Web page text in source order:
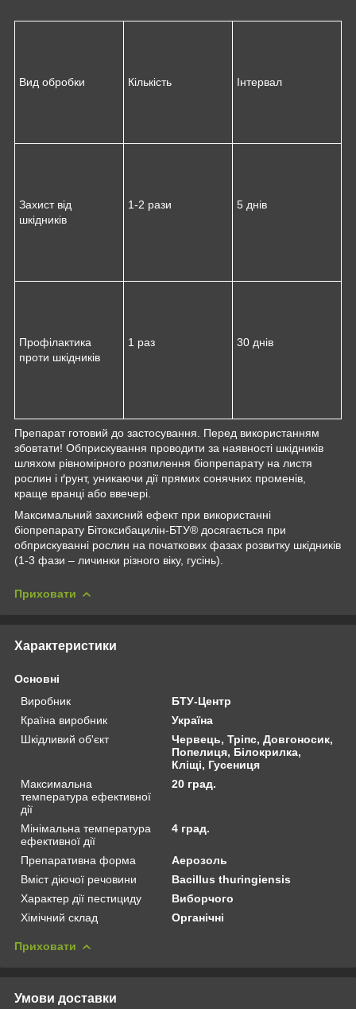
Вид обробки Кількість Інтервал
Захист від
шкідників
1-2 рази 5 днів
Профілактика
проти шкідників
1 раз 30 днів
Препарат готовий до застосування. Перед використанням
збовтати! Обприскування проводити за наявності шкідників
шляхом рівномірного розпилення біопрепарату на листя
рослин і ґрунт, уникаючи дії прямих сонячних променів,
краще вранці або ввечері.
Максимальний захисний ефект при використанні
біопрепарату Бітоксибацилін-БТУ® досягається при
обприскуванні рослин на початкових фазах розвитку шкідників
(1-3 фази – личинки різного віку, гусінь).
Приховати
Характеристики
Основні
Виробник
БТУ-Центр
Країна виробник
Україна
Шкідливий об'єкт
Червець, Тріпс, Довгоносик,
Попелиця, Білокрилка,
Кліщі, Гусениця
Максимальна
температура ефективної
дії
20 град.
Мінімальна температура
ефективної дії
4 град.
Препаративна форма
Аерозоль
Вміст діючої речовини
Bacillus thuringiensis
Характер дії пестициду
Виборчого
Хімічний склад
Органічні
Приховати
Умови доставки